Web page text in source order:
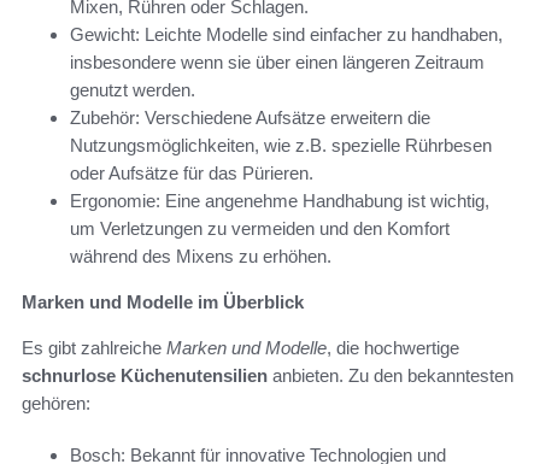
Mixen, Rühren oder Schlagen.
Gewicht: Leichte Modelle sind einfacher zu handhaben,
insbesondere wenn sie über einen längeren Zeitraum
genutzt werden.
Zubehör: Verschiedene Aufsätze erweitern die
Nutzungsmöglichkeiten, wie z.B. spezielle Rührbesen
oder Aufsätze für das Pürieren.
Ergonomie: Eine angenehme Handhabung ist wichtig,
um Verletzungen zu vermeiden und den Komfort
während des Mixens zu erhöhen.
Marken und Modelle im Überblick
Es gibt zahlreiche Marken und Modelle, die hochwertige
schnurlose Küchenutensilien anbieten. Zu den bekanntesten
gehören:
Bosch: Bekannt für innovative Technologien und